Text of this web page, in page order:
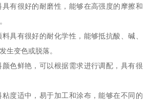
有很好的耐磨性，能够在高强度的摩擦和
具有很好的耐化学性，能够抵抗酸、碱、
生变色或脱落。
色鲜艳，可以根据需求进行调配，具有很
度适中，易于加工和涂布，能够在不同的